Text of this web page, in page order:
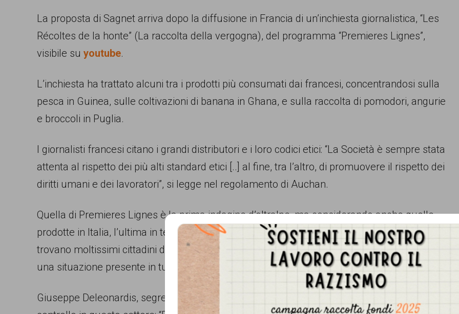
Lunaria
collaborazione
con
persone,
associazioni
movimenti
che
si
per
le
pari
opportunità
La proposta di Sagnet arriva dopo la diffusione in Francia di un’inchiesta giornalistica, “Les
Récoltes de la honte” (La raccolta della vergogna), del programma “Premieres Lignes”,
visibile su youtube.
L’inchiesta ha trattato alcuni tra i prodotti più consumati dai francesi, concentrandosi sulla
pesca in Guinea, sulle coltivazioni di banana in Ghana, e sulla raccolta di pomodori, angurie
e broccoli in Puglia.
I giornalisti francesi citano i grandi distributori e i loro codici etici: “La Società è sempre stata
attenta al rispetto dei più alti standard etici [..] al fine, tra l’altro, di promuovere il rispetto dei
diritti umani e dei lavoratori”, si legge nel regolamento di Auchan.
Quella di Premieres Lignes è la prima indagine d’oltralpe, ma considerando anche quelle
prodotte in Italia, l’ultima in termini di tempo, a denunciare la situazione di schiavitù in cui si
trovano moltissimi cittadini di origine straniera che lavorano nel settore dell’agroalimentare:
una situazione presente in tutta Italia, e non solo nelle campagne pugliesi.
Giuseppe Deleonardis, segretario della Flai Cgil di Bari, sottolinea la totale assenza di